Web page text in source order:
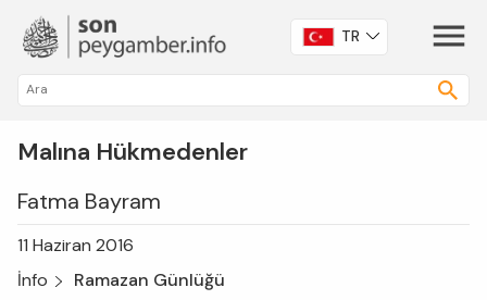
TR
Malına Hükmedenler
Fatma Bayram
11 Haziran 2016
İnfo
Ramazan Günlüğü